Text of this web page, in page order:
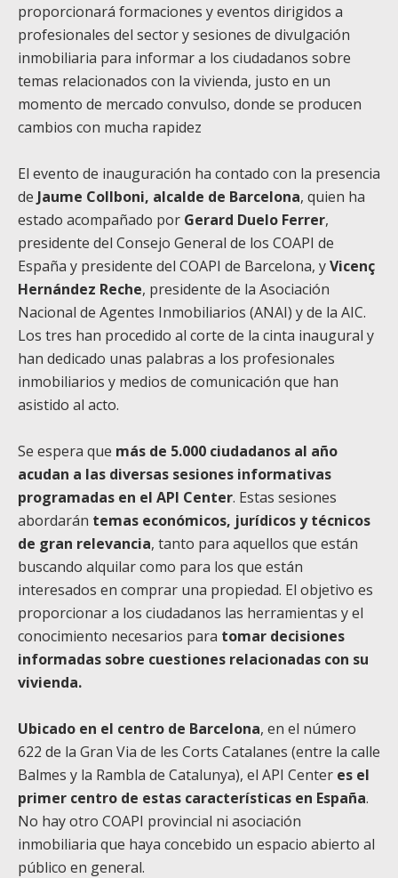
proporcionará formaciones y eventos dirigidos a
profesionales del sector y sesiones de divulgación
inmobiliaria para informar a los ciudadanos sobre
temas relacionados con la vivienda, justo en un
momento de mercado convulso, donde se producen
cambios con mucha rapidez
El evento de inauguración ha contado con la presencia
de Jaume Collboni, alcalde de Barcelona, quien ha
estado acompañado por Gerard Duelo Ferrer,
presidente del Consejo General de los COAPI de
España y presidente del COAPI de Barcelona, yVicenç
Hernández Reche, presidente de la Asociación
Nacional de Agentes Inmobiliarios (ANAI) y de la AIC.
Los tres han procedido al corte de la cinta inaugural y
han dedicado unas palabras a los profesionales
inmobiliarios y medios de comunicación que han
asistido al acto.
Se espera que más de 5.000 ciudadanos al año
acudan a las diversas sesiones informativas
programadas en el API Center. Estas sesiones
abordarán temas económicos, jurídicos y técnicos
de gran relevancia, tanto para aquellos que están
buscando alquilar como para los que están
interesados en comprar una propiedad. El objetivo es
proporcionar a los ciudadanos las herramientas y el
conocimiento necesarios para tomar decisiones
informadas sobre cuestiones relacionadas con su
vivienda.
Ubicado en el centro de Barcelona, en el número
622 de la Gran Via de les Corts Catalanes (entre la calle
Balmes y la Rambla de Catalunya), el API Center es el
primer centro de estas características en España.
No hay otro COAPI provincial ni asociación
inmobiliaria que haya concebido un espacio abierto al
público en general.